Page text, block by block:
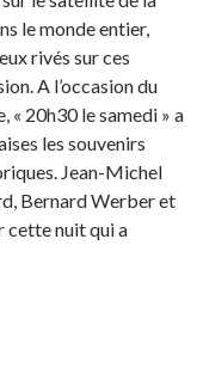
le monde entier,
rivés sur ces
A l’occasion du
« 20h30 le samedi » a
les souvenirs
Jean-Michel
Bernard Werber et
cette nuit qui a